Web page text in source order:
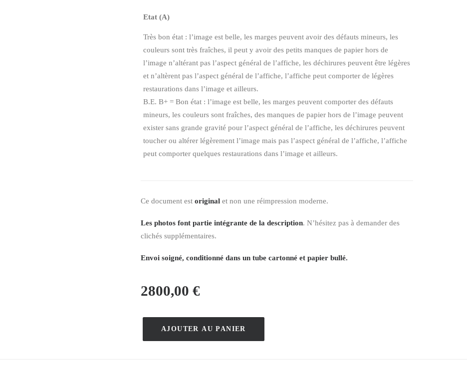
Etat (A)
Très bon état : l’image est belle, les marges peuvent avoir des défauts mineurs, les
couleurs sont très fraîches, il peut y avoir des petits manques de papier hors de
l’image n’altérant pas l’aspect général de l’affiche, les déchirures peuvent être légères
et n’altèrent pas l’aspect général de l’affiche, l’affiche peut comporter de légères
restaurations dans l’image et ailleurs.
B.E. B+ = Bon état : l’image est belle, les marges peuvent comporter des défauts
mineurs, les couleurs sont fraîches, des manques de papier hors de l’image peuvent
exister sans grande gravité pour l’aspect général de l’affiche, les déchirures peuvent
toucher ou altérer légèrement l’image mais pas l’aspect général de l’affiche, l’affiche
peut comporter quelques restaurations dans l’image et ailleurs.
Ce document est original et non une réimpression moderne.
Les photos font partie intégrante de la description. N’hésitez pas à demander des
clichés supplémentaires.
Envoi soigné, conditionné dans un tube cartonné et papier bullé.
2800,00 €
AJOUTER AU PANIER